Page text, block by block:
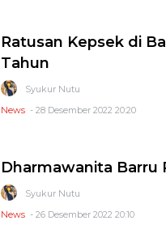
Ratusan Kepsek di
Tahun
Syukur Nutu
News - 28 Desember 2022 20:20
Dharmawanita Barru
Syukur Nutu
News - 26 Desember 2022 20:10